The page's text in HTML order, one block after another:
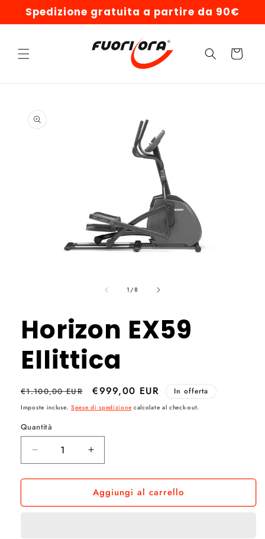
direttamente
ai contenuti
Spedizione gratuita a partire da 90€
Carrello
informazioni
sul prodotto
modale
1/su
8
Horizon EX59
Ellittica
Prezzo
di
€1.100,00 EUR
Prezzo
scontato
€999,00 EUR In offerta
Imposte incluse. Spese di spedizione calcolate al check-out.
Quantità
Quantità
Diminuisci
quantità
per
EX59
Aumenta
quantità
per
Horizon
EX59
Aggiungi al carrello